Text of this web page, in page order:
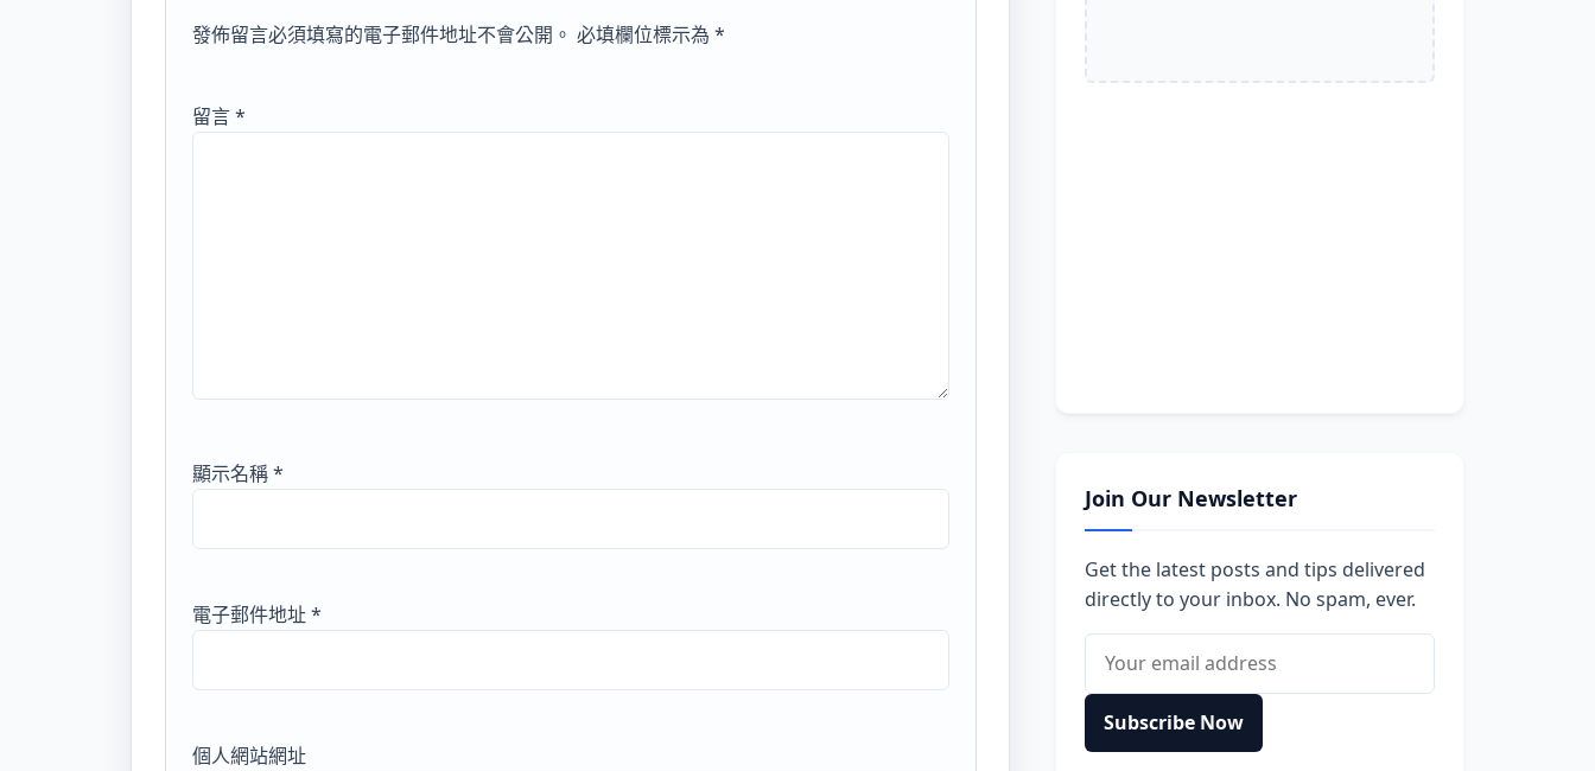
發佈留言必須填寫的電子郵件地址不會公開。 必填欄位標示為 *
留言*
顯示名稱*
電子郵件地址*
個人網站網址
Join Our Newsletter
Get the latest posts and tips delivered
directly to your inbox. No spam, ever.
Email address
Subscribe Now